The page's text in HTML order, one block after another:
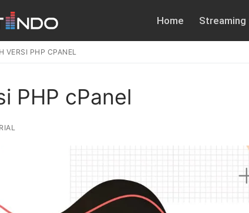
Home Streaming
VERSI PHP CPANEL
PHP cPanel